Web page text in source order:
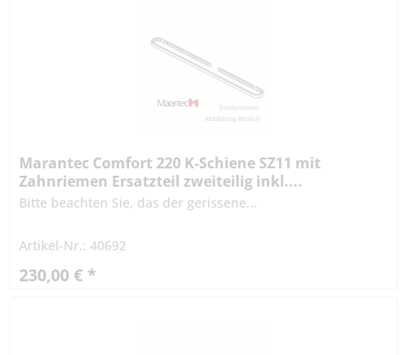
Marantec Comfort 220 K-Schiene SZ11 mit
Zahnriemen Ersatzteil zweiteilig inkl....
Bitte beachten Sie, das der gerissene...
Artikel-Nr.: 40692
230,00 € *